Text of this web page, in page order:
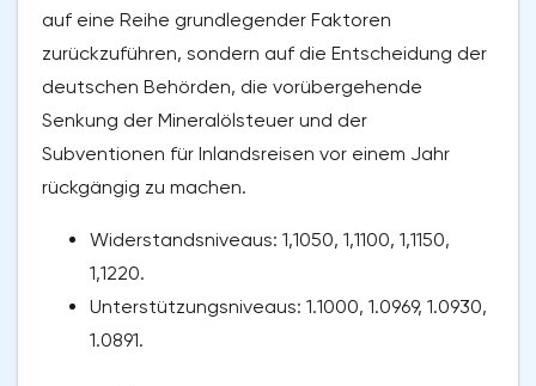
auf eine Reihe grundlegender Faktoren
zurückzuführen, sondern auf die Entscheidung der
deutschen Behörden, die vorübergehende
Senkung der Mineralölsteuer und der
Subventionen für Inlandsreisen vor einem Jahr
rückgängig zu machen.
Widerstandsniveaus: 1,1050, 1,1100, 1,1150,
1,1220.
Unterstützungsniveaus: 1.1000, 1.0969, 1.0930,
1.0891.